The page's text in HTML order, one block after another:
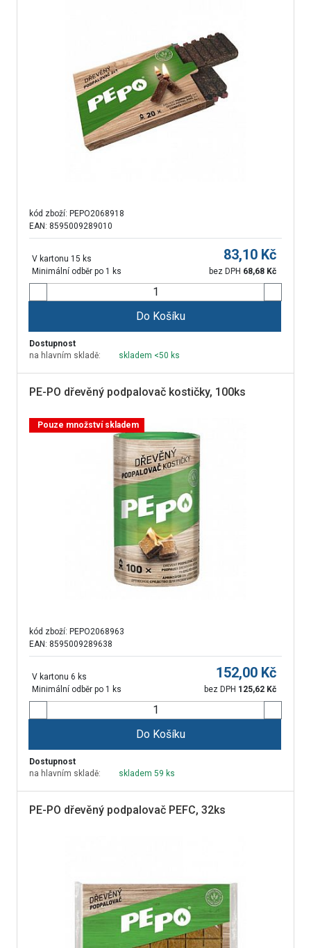
kód zboží: PEPO2068918
EAN: 8595009289010
V kartonu 15 ks
Minimální odběr po 1 ks
83,10 Kč
bez DPH 68,68 Kč
Do Košíku
Dostupnost
na hlavním skladě:
skladem <50 ks
PE-PO dřevěný podpalovač kostičky, 100ks
Pouze množství skladem
kód zboží: PEPO2068963
EAN: 8595009289638
V kartonu 6 ks
Minimální odběr po 1 ks
152,00 Kč
bez DPH 125,62 Kč
Do Košíku
Dostupnost
na hlavním skladě:
skladem 59 ks
PE-PO dřevěný podpalovač PEFC, 32ks